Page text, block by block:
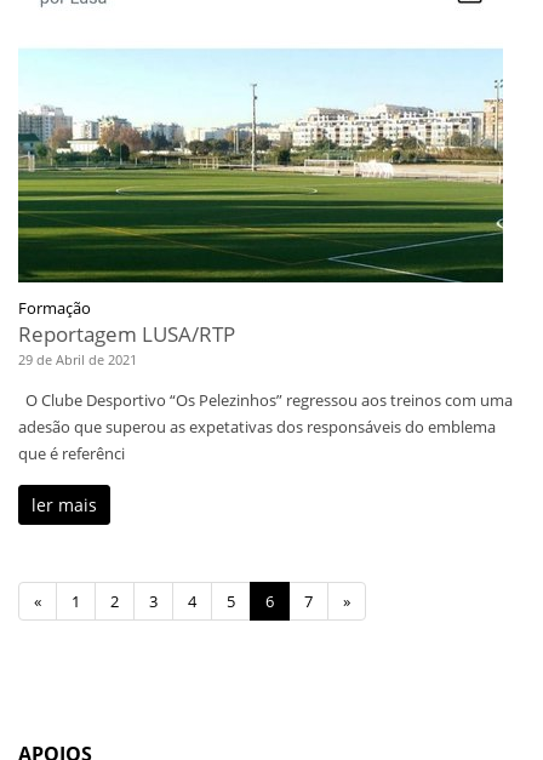
Formação
Reportagem LUSA/RTP
29 de Abril de 2021
O Clube Desportivo “Os Pelezinhos” regressou aos treinos com uma
adesão que superou as expetativas dos responsáveis do emblema
que é referênci
ler mais
« 1 2 3 4 5 6 7 »
APOIOS